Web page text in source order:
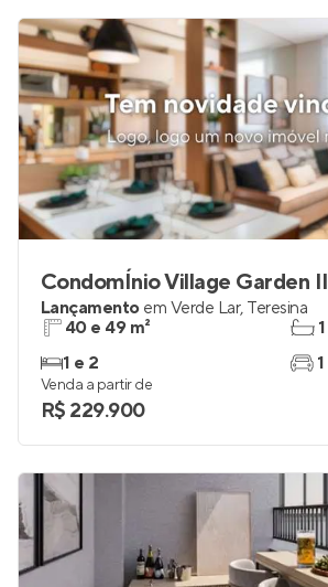
CondomÍnio Village Garden II
Lançamento em Verde Lar, Teresina
40 e 49 m²
1 e 2
1
1
Venda a partir de
R$ 229.900